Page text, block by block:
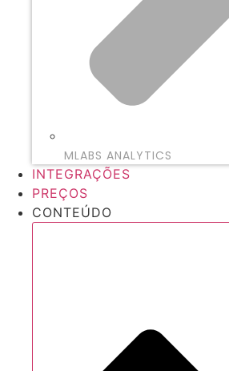
MLABS ANALYTICS
INTEGRAÇÕES
PREÇOS
CONTEÚDO